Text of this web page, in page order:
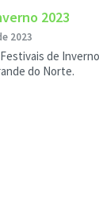
2023
2023
de
do Norte.